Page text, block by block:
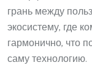
грань между
экосистему, где
гармонично, что
саму технологию.